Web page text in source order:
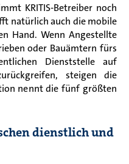
KRITIS-Betreiber noch
natürlich auch die mobile
Hand. Wenn Angestellte
oder Bauämtern fürs
Dienststelle auf
steigen die
nennt die fünf größten
dienstlich und